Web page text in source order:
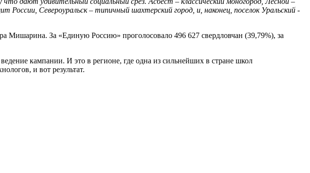
Североуральск – типичный шахтерский город, и, наконец, поселок Уральский -
Мишарина. За «Единую Россию» проголосовало 496 627 свердловчан (39,79%), за
кампании. И это в регионе, где одна из сильнейших в стране школ
и вот результат.